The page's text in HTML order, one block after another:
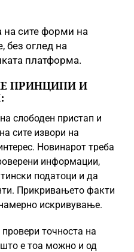
на сите форми на
без оглед на
платформа.
ПРИНЦИПИ И
слободен пристап и
сите извори на
Новинарот треба
информации,
податоци и да
Прикривањето факти
искривување.
точноста на
е тоа можно и од